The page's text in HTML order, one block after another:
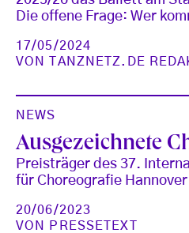
Die offene Frage: Wer
17/05/2024
VON
TANZNETZ.DE
NEWS
Ausgezeichnete
Preisträger des 37.
für Choreografie
20/06/2023
VON
PRESSETEXT